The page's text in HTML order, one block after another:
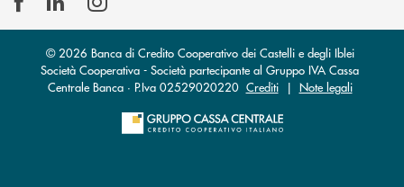
© 2026 Banca di Credito Cooperativo dei Castelli e degli Iblei
Società Cooperativa - Società partecipante al Gruppo IVA Cassa
Centrale Banca · P.Iva 02529020220 Crediti| Note legali